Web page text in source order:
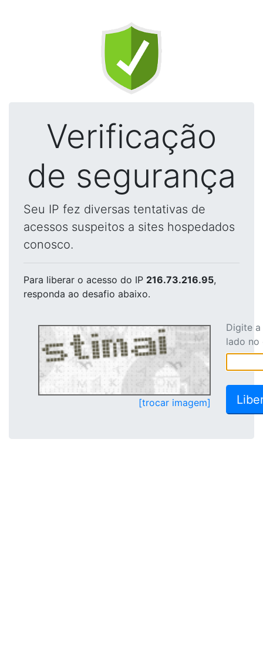
Verificação
de segurança
Seu IP fez diversas tentativas de
acessos suspeitos a sites hospedados
conosco.
Para liberar o acesso do IP 216.73.216.95,
responda ao desafio abaixo.
[trocar imagem]
Digite
lado no